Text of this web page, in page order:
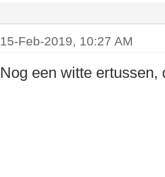
15-Feb-2019, 10:27 AM
Nog een witte